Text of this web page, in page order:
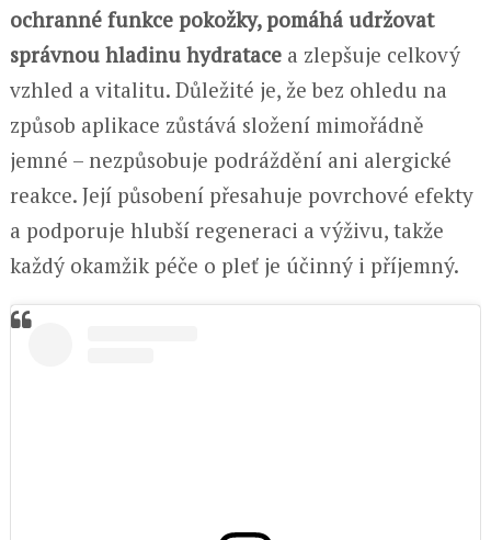
ochranné funkce pokožky, pomáhá udržovat
správnou hladinu hydratacea zlepšuje celkový
vzhled a vitalitu. Důležité je, že bez ohledu na
způsob aplikace zůstává složení mimořádně
jemné – nezpůsobuje podráždění ani alergické
reakce. Její působení přesahuje povrchové efekty
a podporuje hlubší regeneraci a výživu, takže
každý okamžik péče o pleť je účinný i příjemný.